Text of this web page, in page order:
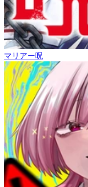
マリアー呪